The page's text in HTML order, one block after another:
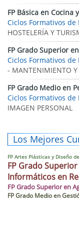
FP Básica en Cocina
Ciclos Formativos
HOSTELERÍA Y
FP Grado Superior
Ciclos Formativos
- MANTENIMIENTO Y
FP Grado Medio en
Ciclos Formativos
IMAGEN PERSONAL
Los Mejores
FP Artes Plásticas y Diseño
FP Grado
Informáticos en
FP Grado Superior en
FP Grado Medio en